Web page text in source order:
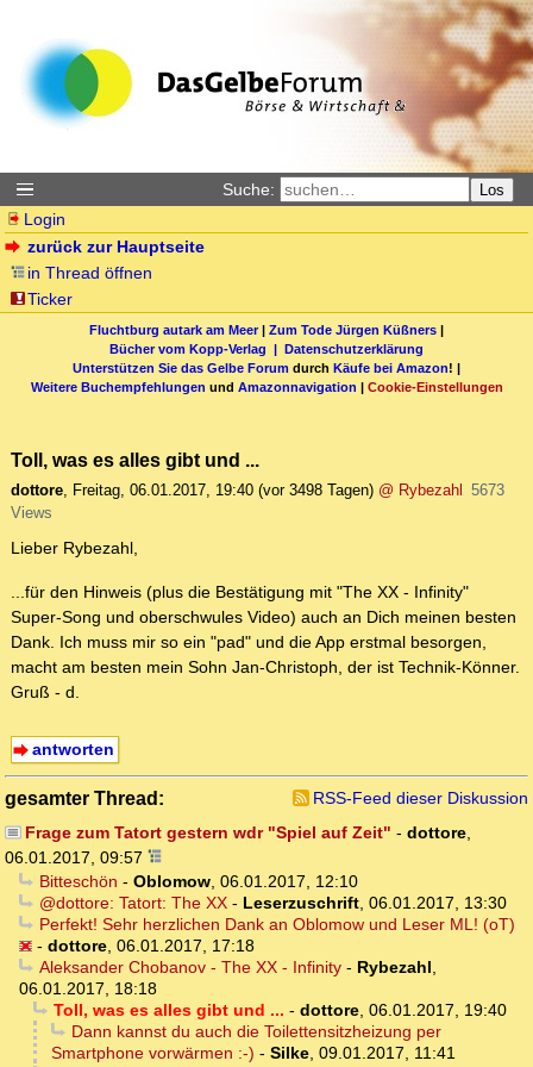
Suche: Los
Login
zurück zur Hauptseite
in Thread öffnen
Ticker
Fluchtburg autark am Meer| Zum Tode Jürgen Küßners |
Bücher vom Kopp-Verlag | Datenschutzerklärung
Unterstützen Sie das Gelbe Forum durch Käufe bei Amazon! |
Weitere Buchempfehlungen und Amazonnavigation | Cookie-Einstellungen
Toll, was es alles gibt und ...
dottore, Freitag, 06.01.2017, 19:40 (vor 3498 Tagen) @ Rybezahl
5673
Views
Lieber Rybezahl,
...für den Hinweis (plus die Bestätigung mit "The XX - Infinity"
Super-Song und oberschwules Video) auch an Dich meinen besten
Dank. Ich muss mir so ein "pad" und die App erstmal besorgen,
macht am besten mein Sohn Jan-Christoph, der ist Technik-Könner.
Gruß - d.
antworten
gesamter Thread:
RSS-Feed dieser Diskussion
Frage zum Tatort gestern wdr "Spiel auf Zeit" - dottore,
06.01.2017, 09:57
Bitteschön - Oblomow, 06.01.2017, 12:10
@dottore: Tatort: The XX- Leserzuschrift, 06.01.2017, 13:30
Perfekt! Sehr herzlichen Dank an Oblomow und Leser ML! (oT)
- dottore, 06.01.2017, 17:18
Aleksander Chobanov - The XX - Infinity- Rybezahl,
06.01.2017, 18:18
Toll, was es alles gibt und ... - dottore, 06.01.2017, 19:40
Dann kannst du auch die Toilettensitzheizung per
Smartphone vorwärmen :-) - Silke, 09.01.2017, 11:41